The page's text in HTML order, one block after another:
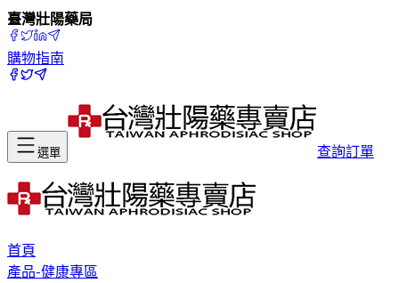
臺灣壯陽藥局
購物指南
選單 查詢訂單
首頁
產品-健康專區